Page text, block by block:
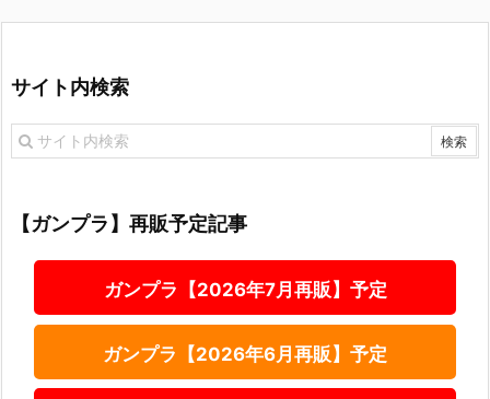
サイト内検索
【ガンプラ】再販予定記事
ガンプラ【2026年7月再販】予定
ガンプラ【2026年6月再販】予定